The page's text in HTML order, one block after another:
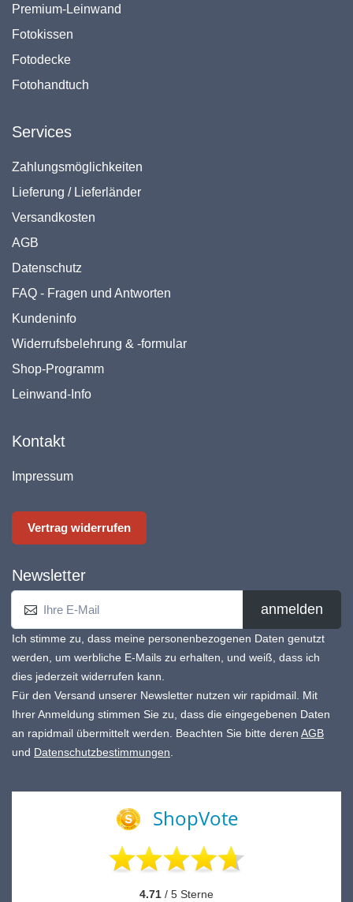
Premium-Leinwand
Fotokissen
Fotodecke
Fotohandtuch
Services
Zahlungsmöglichkeiten
Lieferung / Lieferländer
Versandkosten
AGB
Datenschutz
FAQ - Fragen und Antworten
Kundeninfo
Widerrufsbelehrung & -formular
Shop-Programm
Leinwand-Info
Kontakt
Impressum
Vertrag widerrufen
Newsletter
anmelden
Ich stimme zu, dass meine personenbezogenen Daten genutzt
werden, um werbliche E-Mails zu erhalten, und weiß, dass ich
dies jederzeit widerrufen kann.
Für den Versand unserer Newsletter nutzen wir rapidmail. Mit
Ihrer Anmeldung stimmen Sie zu, dass die eingegebenen Daten
an rapidmail übermittelt werden. Beachten Sie bitte deren AGB
und Datenschutzbestimmungen.
ShopVote
4.71 / 5 Sterne